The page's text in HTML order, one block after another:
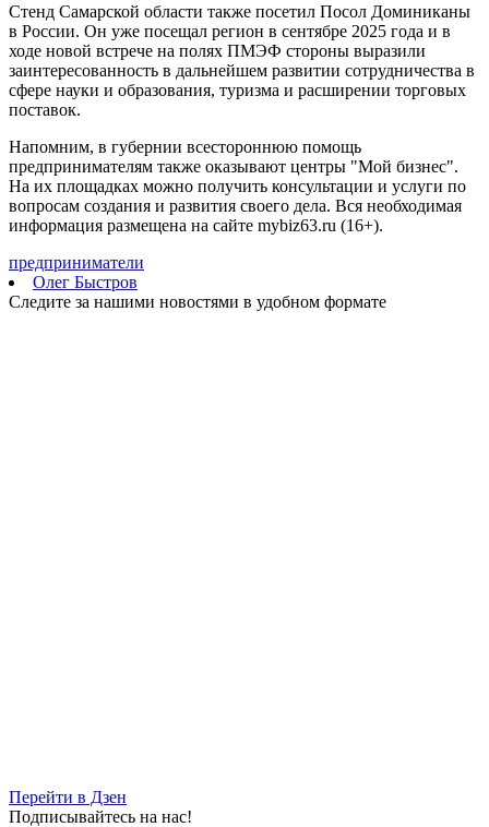
Стенд Самарской области также посетил Посол Доминиканы
в России. Он уже посещал регион в сентябре 2025 года и в
ходе новой встрече на полях ПМЭФ стороны выразили
заинтересованность в дальнейшем развитии сотрудничества в
сфере науки и образования, туризма и расширении торговых
поставок.
Напомним, в губернии всестороннюю помощь
предпринимателям также оказывают центры "Мой бизнес".
На их площадках можно получить консультации и услуги по
вопросам создания и развития своего дела. Вся необходимая
информация размещена на сайте mybiz63.ru (16+).
предприниматели
Олег Быстров
Следите за нашими новостями в удобном формате
Перейти в Дзен
Подписывайтесь на нас!